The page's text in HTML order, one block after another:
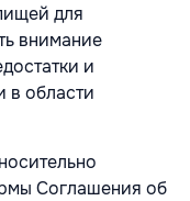
для
внимание
и
в области
Соглашения об